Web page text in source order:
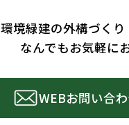
環境緑建の外構づく
なんでもお気軽に
WEBお問い合